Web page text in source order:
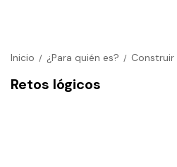
Inicio / ¿Para quién es? /
Retos lógicos